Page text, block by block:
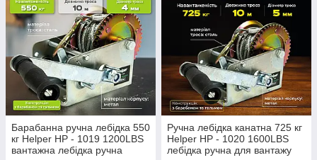
Барабанна ручна лебідка 550
кг Helper HP - 1019 1200LBS
вантажна лебідка ручна
Ручна лебідка канатна 725 кг
Helper HP - 1020 1600LBS
лебідка ручна для вантажу